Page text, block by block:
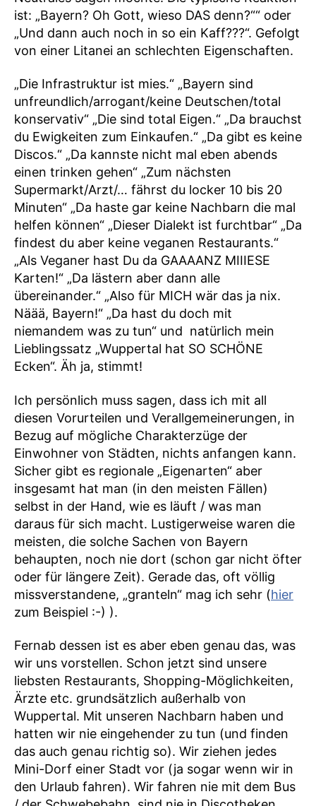
ist: „Bayern? Oh Gott, wieso DAS denn?““ oder
„Und dann auch noch in so ein Kaff???“. Gefolgt
von einer Litanei an schlechten Eigenschaften.
„Die Infrastruktur ist mies.“ „Bayern sind
unfreundlich/arrogant/keine Deutschen/total
konservativ“ „Die sind total Eigen.“ „Da brauchst
du Ewigkeiten zum Einkaufen.“ „Da gibt es keine
Discos.“ „Da kannste nicht mal eben abends
einen trinken gehen“ „Zum nächsten
Supermarkt/Arzt/… fährst du locker 10 bis 20
Minuten“ „Da haste gar keine Nachbarn die mal
helfen können“ „Dieser Dialekt ist furchtbar“ „Da
findest du aber keine veganen Restaurants.“
„Als Veganer hast Du da GAAAANZ MIIIESE
Karten!“ „Da lästern aber dann alle
übereinander.“ „Also für MICH wär das ja nix.
Näää, Bayern!“ „Da hast du doch mit
niemandem was zu tun“ und natürlich mein
Lieblingssatz „Wuppertal hat SO SCHÖNE
Ecken“. Äh ja, stimmt!
Ich persönlich muss sagen, dass ich mit all
diesen Vorurteilen und Verallgemeinerungen, in
Bezug auf mögliche Charakterzüge der
Einwohner von Städten, nichts anfangen kann.
Sicher gibt es regionale „Eigenarten“ aber
insgesamt hat man (in den meisten Fällen)
selbst in der Hand, wie es läuft / was man
daraus für sich macht. Lustigerweise waren die
meisten, die solche Sachen von Bayern
behaupten, noch nie dort (schon gar nicht öfter
oder für längere Zeit). Gerade das, oft völlig
missverstandene, „granteln“ mag ich sehr (hier
zum Beispiel :-) ).
Fernab dessen ist es aber eben genau das, was
wir uns vorstellen. Schon jetzt sind unsere
liebsten Restaurants, Shopping-Möglichkeiten,
Ärzte etc. grundsätzlich außerhalb von
Wuppertal. Mit unseren Nachbarn haben und
hatten wir nie eingehender zu tun (und finden
das auch genau richtig so). Wir ziehen jedes
Mini-Dorf einer Stadt vor (ja sogar wenn wir in
den Urlaub fahren). Wir fahren nie mit dem Bus